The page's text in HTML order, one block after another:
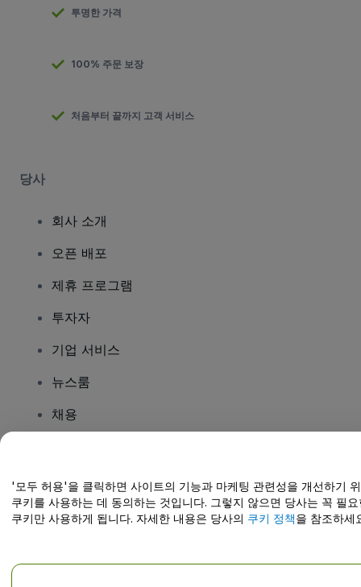
투명한 가격
100% 주문 보장
처음부터 끝까지 고객 서비스
당사
회사 소개
오픈 배포
제휴 프로그램
투자자
기업 서비스
뉴스룸
채용
도움말 센터 / 문의하기
'모두 허용'을 클릭하면 사이트의 기능과 마케팅 관련성을 개선하기
쿠키를 사용하는 데 동의하는 것입니다. 그렇지 않으면 당사는 꼭 필요
쿠키만 사용하게 됩니다. 자세한 내용은 당사의 쿠키 정책을 참조하세